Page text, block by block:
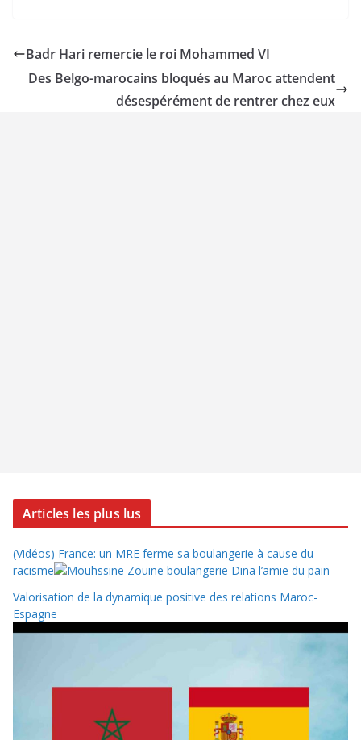
Badr Hari remercie le roi Mohammed VI
Des Belgo-marocains bloqués au Maroc attendent
désespérément de rentrer chez eux
Articles les plus lus
(Vidéos) France: un MRE ferme sa boulangerie à cause du
racisme
Valorisation de la dynamique positive des relations Maroc-
Espagne